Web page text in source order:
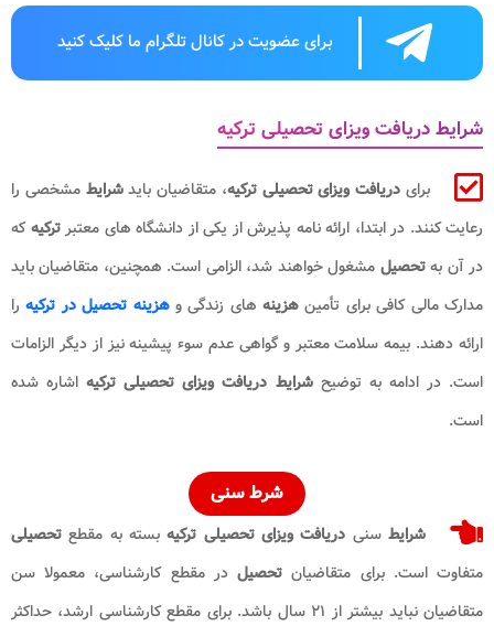
برای عضویت در کانال تلگرام ما کلیک کنید
شرایط دریافت ویزای تحصیلی ترکیه
برای دریافت ویزای تحصیلی ترکیه، متقاضیان بایدشرایطمشخصی را
رعایت کنند. در ابتدا، ارائه نامه پذیرش از یکی از دانشگاه های معتبرترکیهکه
در آن بهتحصیل مشغول خواهند شد، الزامی است. همچنین، متقاضیان باید
مدارک مالی کافی برای تأمین هزینههای زندگی وهزینه تحصیل در ترکیه را
ارائه دهند. بیمه سلامت معتبر و گواهی عدم سوء پیشینه نیز از دیگر الزامات
است. در ادامه به توضیحشرایط دریافت ویزای تحصیلی ترکیهاشاره شده
است.
شرط سنی
شرایطسنی دریافت ویزای تحصیلی ترکیه بسته به مقطع تحصیلی
متفاوت است. برای متقاضیان تحصیلدر مقطع کارشناسی، معمولا سن
متقاضیان نباید بیشتر از ۲۱ سال باشد. برای مقطع کارشناسی ارشد، حداکثر